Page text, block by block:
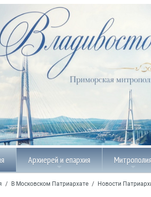
Архиерей и епархия
/ В Московском Патриархате / Новости